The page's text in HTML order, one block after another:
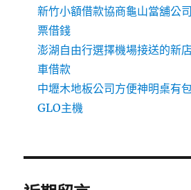
新竹小額借款協商龜山當舖公
票借錢
澎湖自由行選擇機場接送的新
車借款
中壢木地板公司方便神明桌有
GLO主機